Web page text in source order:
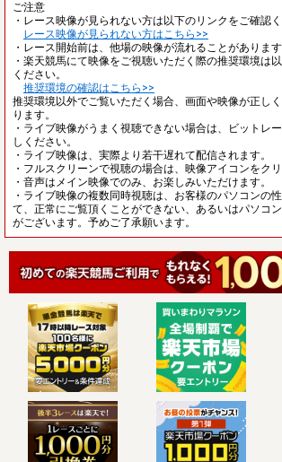
ご注意
・レース映像が見られない方は以下のリンクをご確認く
レース映像が見られない方はこちら>>
・レース開始前は、他場の映像が流れることがあります
・楽天競馬にて映像をご視聴いただく際の推奨環境は
ください。
推奨環境の確認はこちら>>
推奨環境以外でご覧いただく場合、画面や映像が正し
ります。
・ライブ映像がうまく視聴できない場合は、ビットレ
しください。
・ライブ映像は、実際より若干遅れて配信されます。
・フルスクリーンで視聴の場合は、映像アイコンをク
・音声はメイン映像でのみ、お楽しみいただけます。
・ライブ映像の複数同時視聴は、お客様のパソコンの
て、正常にご覧頂くことができない、あるいはパソコ
がございます。予めご了承願います。